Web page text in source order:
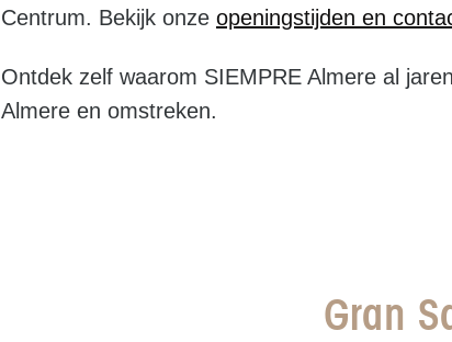
Centrum. Bekijk onze openingstijden en
Ontdek zelf waarom SIEMPRE Almere al
Almere en omstreken.
Gran